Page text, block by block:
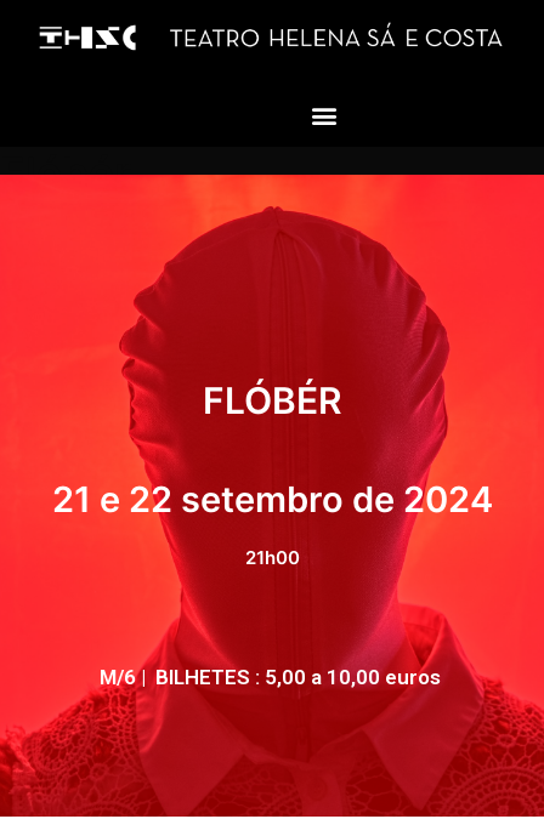
Flóbér
FLÓBÉR
21 e 22 setembro de 2024
21h00
M/6 | BILHETES : 5,00 a 10,00 euros